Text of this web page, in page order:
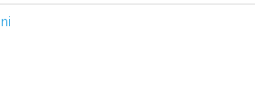
uvrščamo
počutijo.